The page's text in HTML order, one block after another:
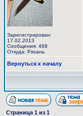
Зарегистрирован:
17.02.2013
Сообщения: 468
Откуда: Рязань
Вернуться к началу
Страница 1 из 1